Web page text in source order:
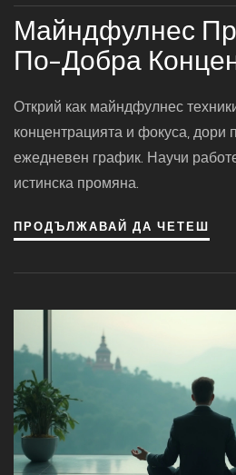
Майндфулнес
По-Добра
Фокус
Открий как майндфулнес
концентрацията и фокуса, дори
ежедневен график. Научи
истинска промяна.
ПРОДЪЛЖАВАЙ ДА ЧЕТЕШ